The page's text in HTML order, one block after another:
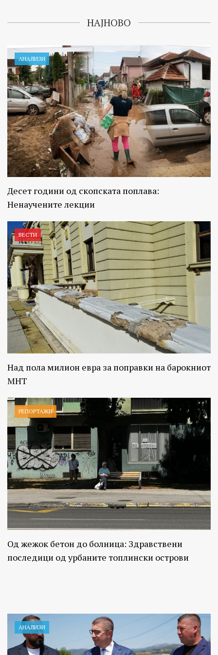
НАЈНОВО
АНАЛИЗИ
Десет години од скопската поплава:
Ненаучените лекции
ВЕСТИ
Над пола милион евра за поправки на барокниот
МНТ
РЕПОРТАЖИ
Од жежок бетон до болница: Здравствени
последици од урбаните топлински острови
АНАЛИЗИ